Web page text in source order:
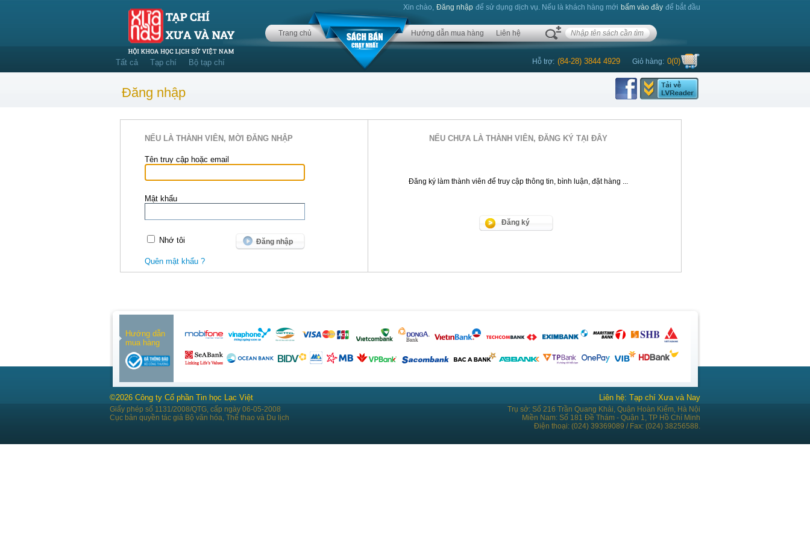
Xin chào, Đăng nhập để sử dụng dịch vụ. Nếu là khách hàng mới bấm vào đây để bắt đầu
Trang chủ Hướng dẫn mua hàng Liên hệ
Hỗ trợ: (84-28) 3844 4929 Giỏ hàng: 0(0)
Tất cả Tạp chí Bộ tạp chí
Đăng nhập
NẾU LÀ THÀNH VIÊN, MỜI ĐĂNG NHẬP
Tên truy cập hoặc email
Mật khẩu
Nhớ tôi
Quên mật khẩu ?
NẾU CHƯA LÀ THÀNH VIÊN, ĐĂNG KÝ TẠI ĐÂY
Đăng ký làm thành viên để truy cập thông tin, bình luận, đặt hàng ...
Đăng ký
Hướng dẫn
mua hàng
Liên hệ: Tạp chí Xưa và Nay
Trụ sở: Số 216 Trần Quang Khải, Quận Hoàn Kiếm, Hà Nội
Miền Nam: Số 181 Đề Thám - Quận 1, TP Hồ Chí Minh
Điện thoại: (024) 39369089 / Fax: (024) 38256588.
©2026 Công ty Cổ phần Tin học Lạc Việt
Giấy phép số 1131/2008/QTG, cấp ngày 06-05-2008
Cục bản quyền tác giả Bộ văn hóa, Thể thao và Du lịch